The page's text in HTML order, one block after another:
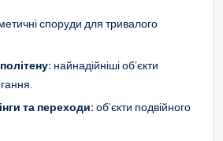
споруди для тривалого
найнадійніші об’єкти
та переходи: об’єкти подвійного